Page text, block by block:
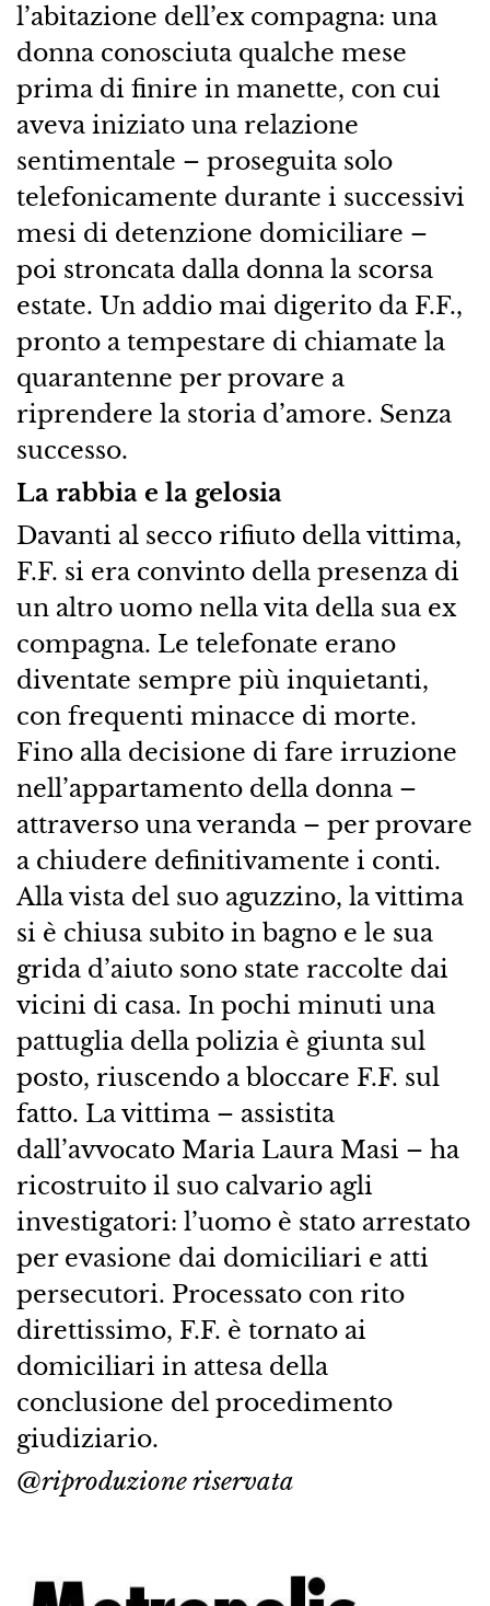
l’abitazione dell’ex compagna: una
donna conosciuta qualche mese
prima di finire in manette, con cui
aveva iniziato una relazione
sentimentale – proseguita solo
telefonicamente durante i successivi
mesi di detenzione domiciliare –
poi stroncata dalla donna la scorsa
estate. Un addio mai digerito da F.F.,
pronto a tempestare di chiamate la
quarantenne per provare a
riprendere la storia d’amore. Senza
successo.
La rabbia e la gelosia
Davanti al secco rifiuto della vittima,
F.F. si era convinto della presenza di
un altro uomo nella vita della sua ex
compagna. Le telefonate erano
diventate sempre più inquietanti,
con frequenti minacce di morte.
Fino alla decisione di fare irruzione
nell’appartamento della donna –
attraverso una veranda – per provare
a chiudere definitivamente i conti.
Alla vista del suo aguzzino, la vittima
si è chiusa subito in bagno e le sua
grida d’aiuto sono state raccolte dai
vicini di casa. In pochi minuti una
pattuglia della polizia è giunta sul
posto, riuscendo a bloccare F.F. sul
fatto. La vittima – assistita
dall’avvocato Maria Laura Masi – ha
ricostruito il suo calvario agli
investigatori: l’uomo è stato arrestato
per evasione dai domiciliari e atti
persecutori. Processato con rito
direttissimo, F.F. è tornato ai
domiciliari in attesa della
conclusione del procedimento
giudiziario.
@riproduzione riservata